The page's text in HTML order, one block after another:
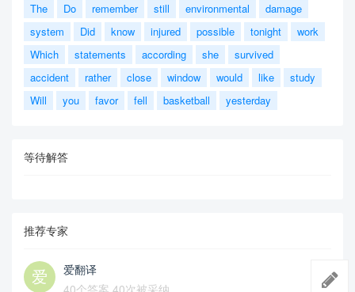
The
Do remember still environmental
damage
system
Did know injured possible tonight
work
Which
statements according she
survived
accident
rather close window would like
study
Will
you favor fell basketball yesterday
等待解答
推荐专家
爱翻译